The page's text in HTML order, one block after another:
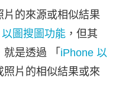
的來源或相似結果
圖搜圖功能 ，但其
是透過 「 iPhone 以
照片的相似結果或來